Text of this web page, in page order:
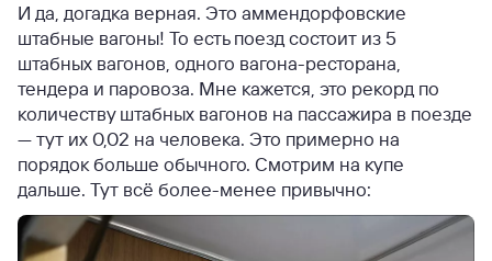
И да, догадка верная. Это аммендорфовские
штабные вагоны! То есть поезд состоит из 5
штабных вагонов, одного вагона-ресторана,
тендера и паровоза. Мне кажется, это рекорд по
количеству штабных вагонов на пассажира в поезде
— тут их 0,02 на человека. Это примерно на
порядок больше обычного. Смотрим на купе
дальше. Тут всё более-менее привычно: